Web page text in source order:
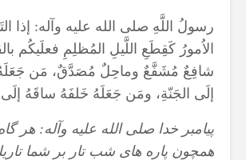
رسولُ اللَّهِ صلى الله عليه وآله: إذا
الاُمورُ كَقِطَعِ اللَّيلِ المُظلِمِ فعلَيكُم
شافِعٌ مُشَفَّعٌ وماحِلٌ مُصَدَّقٌ، مَن جَعَلَهُ
إلَى الجَنّةِ، ومَن جَعَلَهُ خَلفَهُ ساقَهُ إلَى
پيامبر خدا صلى الله عليه وآله: هر
همچون پاره‏ هاى شب تار بر شما